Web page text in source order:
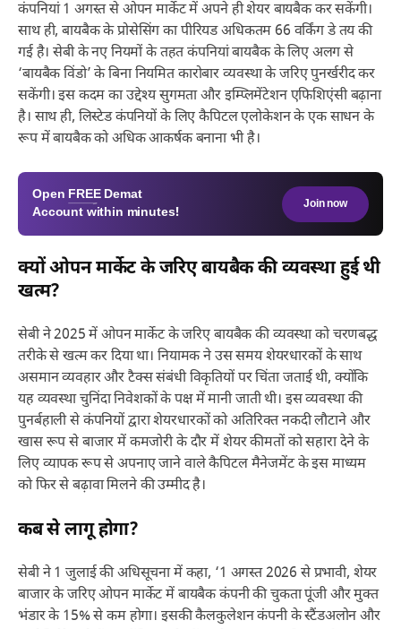
कंपनियां 1 अगस्त से ओपन मार्केट में अपने ही शेयर बायबैक कर सकेंगी।
साथ ही, बायबैक के प्रोसेसिंग का पीरियड अधिकतम 66 वर्किंग डे तय की
गई है। सेबी के नए नियमों के तहत कंपनियां बायबैक के लिए अलग से
‘बायबैक विंडो’ के बिना नियमित कारोबार व्यवस्था के जरिए पुनर्खरीद कर
सकेंगी। इस कदम का उद्देश्य सुगमता और इम्प्लिमेंटेशन एफिशिएंसी बढ़ाना
है। साथ ही, लिस्टेड कंपनियों के लिए कैपिटल एलोकेशन के एक साधन के
रूप में बायबैक को अधिक आकर्षक बनाना भी है।
Open FREE Demat
Account within minutes!
Join now
क्यों ओपन मार्केट के जरिए बायबैक की व्यवस्था हुई थी
खत्म?
सेबी ने 2025 में ओपन मार्केट के जरिए बायबैक की व्यवस्था को चरणबद्ध
तरीके से खत्म कर दिया था। नियामक ने उस समय शेयरधारकों के साथ
असमान व्यवहार और टैक्स संबंधी विकृतियों पर चिंता जताई थी, क्योंकि
यह व्यवस्था चुनिंदा निवेशकों के पक्ष में मानी जाती थी। इस व्यवस्था की
पुनर्बहाली से कंपनियों द्वारा शेयरधारकों को अतिरिक्त नकदी लौटाने और
खास रूप से बाजार में कमजोरी के दौर में शेयर कीमतों को सहारा देने के
लिए व्यापक रूप से अपनाए जाने वाले कैपिटल मैनेजमेंट के इस माध्यम
को फिर से बढ़ावा मिलने की उम्मीद है।
कब से लागू होगा?
सेबी ने 1 जुलाई की अधिसूचना में कहा, ‘1 अगस्त 2026 से प्रभावी, शेयर
बाजार के जरिए ओपन मार्केट में बायबैक कंपनी की चुकता पूंजी और मुक्त
भंडार के 15% से कम होगा। इसकी कैलकुलेशन कंपनी के स्टैंडअलोन और